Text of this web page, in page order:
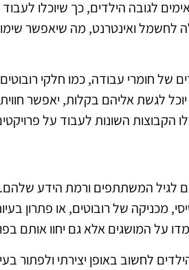
לגובה הילדים, כך שיוכלו לעבוד
לחשמל ואינטרנט, מה שיאפשר
חומרי עבודה, כמו חלקי רובוטים,
לגשת אליהם בקלות, יאפשר
הקבוצות השונות לעבוד על
לגיל המשתתפים ורמת הידע
מכניקה של רובוטים, או פתרון
על המושגים אלא גם יחוו אותם
לחשוב באופן יצירתי ולפתור